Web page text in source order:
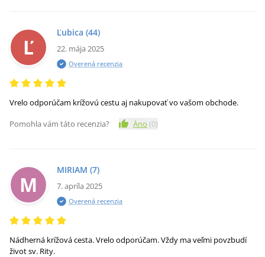
Ľ
Ľubica (44)
22. mája 2025
Overená recenzia
Vrelo odporúčam krížovú cestu aj nakupovať vo vašom obchode.
Pomohla vám táto recenzia?
Áno (0)
M
MIRIAM (7)
7. apríla 2025
Overená recenzia
Nádherná krížová cesta. Vrelo odporúčam. Vždy ma veľmi povzbudí
život sv. Rity.